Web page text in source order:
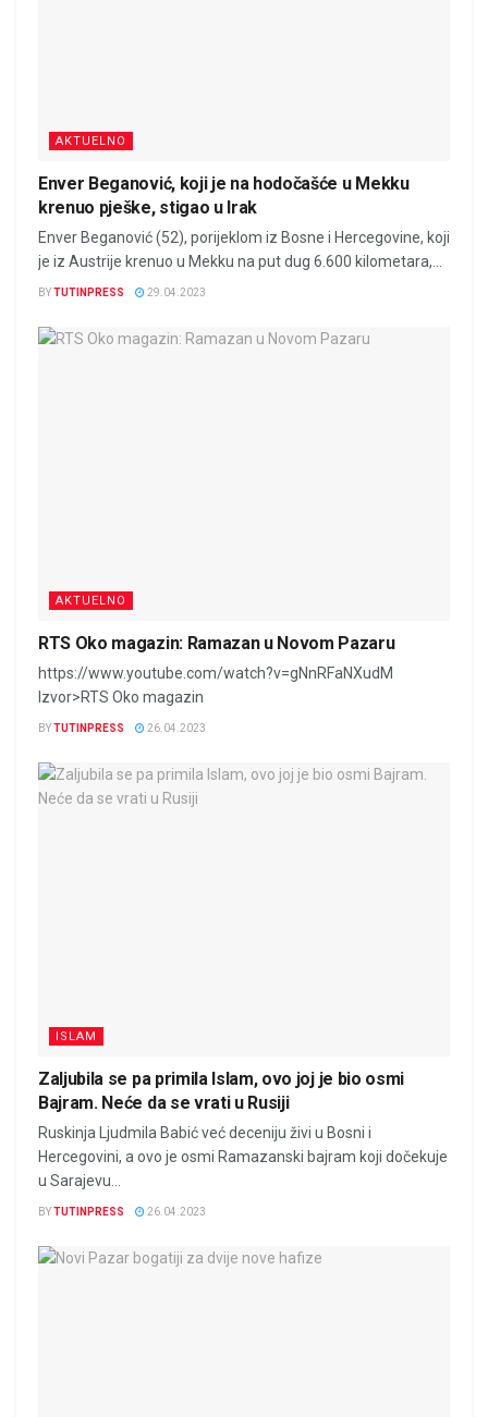
AKTUELNO
Enver Beganović, koji je na hodočašće u Mekku
krenuo pješke, stigao u Irak
Enver Beganović (52), porijeklom iz Bosne i Hercegovine, koji
je iz Austrije krenuo u Mekku na put dug 6.600 kilometara,...
BYTUTINPRESS 29.04.2023
AKTUELNO
RTS Oko magazin: Ramazan u Novom Pazaru
https://www.youtube.com/watch?v=gNnRFaNXudM
Izvor>RTS Oko magazin
BYTUTINPRESS 26.04.2023
ISLAM
Zaljubila se pa primila Islam, ovo joj je bio osmi
Bajram. Neće da se vrati u Rusiji
Ruskinja Ljudmila Babić već deceniju živi u Bosni i
Hercegovini, a ovo je osmi Ramazanski bajram koji dočekuje
u Sarajevu...
BYTUTINPRESS 26.04.2023